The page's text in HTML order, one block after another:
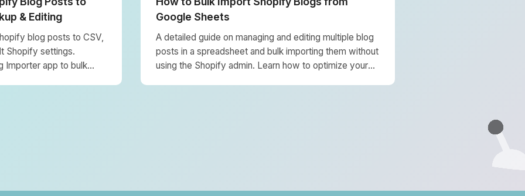
& Editing
blog posts to CSV,
Shopify settings.
Importer app to bulk
Google Sheets
A detailed guide on managing and editing multiple blog
posts in a spreadsheet and bulk importing them without
using the Shopify admin. Learn how to optimize your